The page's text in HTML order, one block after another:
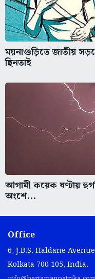
ময়নাগুড়িতে জাতীয়
ছিনতাই
আগামী কয়েক ঘণ্টায়
অংশে...
Office
6, J.B.S. Haldane
Kolkata 700 105, India.